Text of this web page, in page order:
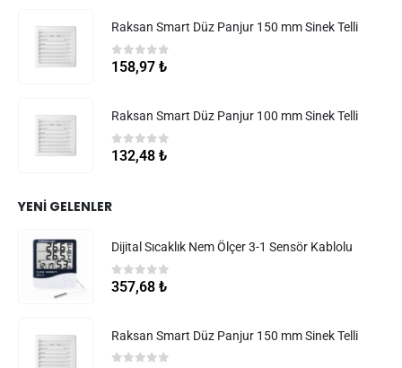
Raksan Smart Düz Panjur 150 mm Sinek Telli
0 5 üzerinden
158,97 ₺
Raksan Smart Düz Panjur 100 mm Sinek Telli
05 üzerinden
132,48 ₺
YENI GELENLER
Dijital Sıcaklık Nem Ölçer 3-1 Sensör Kablolu
05 üzerinden
357,68 ₺
Raksan Smart Düz Panjur 150 mm Sinek Telli